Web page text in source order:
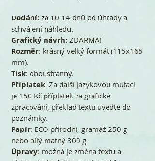
Dodání: za 10-14 dnů od úhrady a
schválení náhledu.
Grafický návrh: ZDARMA!
Rozměr: krásný velký formát (115x165
mm).
Tisk: oboustranný.
Příplatek: Za další jazykovou mutaci
je 150 Kč příplatek za grafické
zpracování, překlad textu uveďte do
poznámky.
Papír: ECO přírodní, gramáž 250 g
nebo bílý matný 300 g
Úpravy: možná je změna textu a